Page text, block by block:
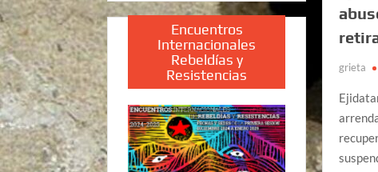
grieta
Encuentros
Internacionales
Rebeldías y
Resistencias